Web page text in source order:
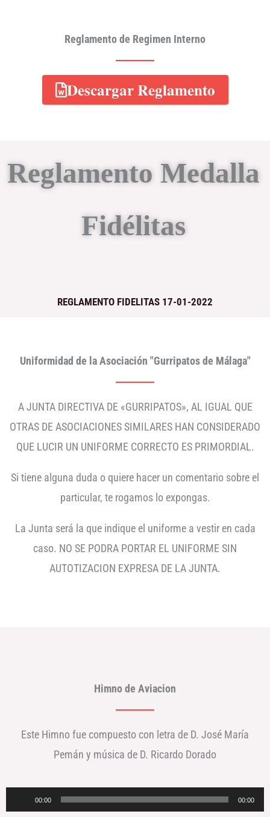
Reglamento de Regimen Interno
Descargar Reglamento
Reglamento Medalla
Fidélitas
REGLAMENTO FIDELITAS 17-01-2022
Uniformidad de la Asociación "Gurripatos de Málaga"
A JUNTA DIRECTIVA DE «GURRIPATOS», AL IGUAL QUE
OTRAS DE ASOCIACIONES SIMILARES HAN CONSIDERADO
QUE LUCIR UN UNIFORME CORRECTO ES PRIMORDIAL.
Si tiene alguna duda o quiere hacer un comentario sobre el
particular, te rogamos lo expongas.
La Junta será la que indique el uniforme a vestir en cada
caso. NO SE PODRA PORTAR EL UNIFORME SIN
AUTOTIZACION EXPRESA DE LA JUNTA.
Himno de Aviacion
Este Himno fue compuesto con letra de D. José María
Pemán y música de D. Ricardo Dorado
Reproductor
00:00 00:00